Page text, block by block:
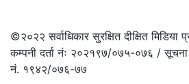
©२०२२सर्वाधिकार सुरक्षित दीक्षित मिडिया
कम्पनी दर्ता नंः २०२१९७/०७५-०७६ / सूचना
नं. १९४२/०७६-७७